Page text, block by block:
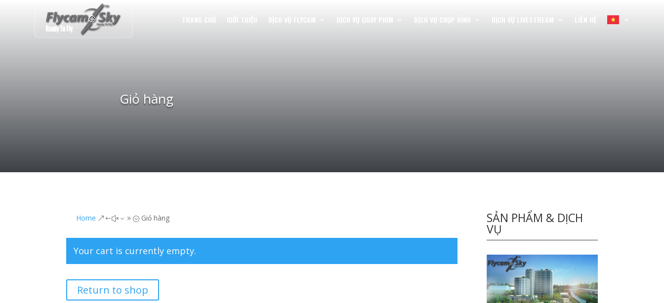
TRANG CHỦ GIỚI THIỆU DỊCH VỤ FLYCAM DỊCH VỤ QUAY PHIM DỊCH VỤ CHỤP HÌNH DỊCH VỤ LIVESTREAM LIÊN HỆ
Giỏ hàng
Home &#x39; Giỏ hàng
Your cart is currently empty.
Return to shop
SẢN PHẨM & DỊCH
VỤ